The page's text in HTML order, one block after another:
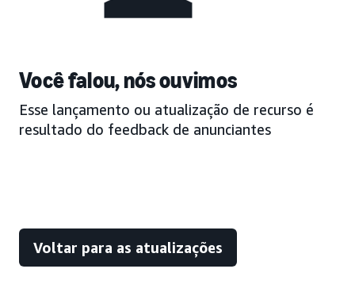
Você falou, nós ouvimos
Esse lançamento ou atualização de recurso é
resultado do feedback de anunciantes
Voltar para as atualizações